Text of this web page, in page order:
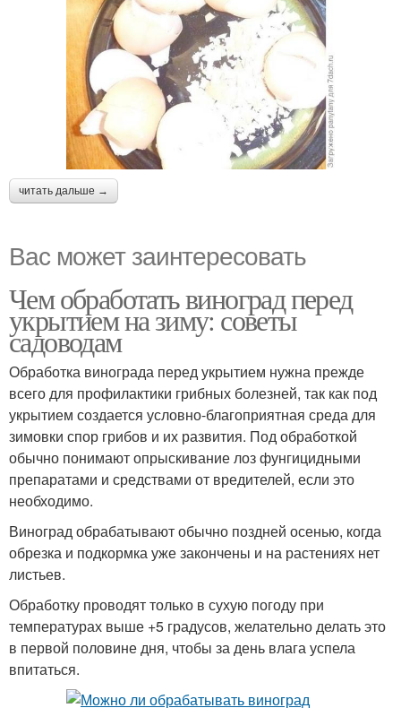
читать дальше →
Вас может заинтересовать
Чем обработать виноград перед
укрытием на зиму: советы
садоводам
Обработка винограда перед укрытием нужна прежде
всего для профилактики грибных болезней, так как под
укрытием создается условно-благоприятная среда для
зимовки спор грибов и их развития. Под обработкой
обычно понимают опрыскивание лоз фунгицидными
препаратами и средствами от вредителей, если это
необходимо.
Виноград обрабатывают обычно поздней осенью, когда
обрезка и подкормка уже закончены и на растениях нет
листьев.
Обработку проводят только в сухую погоду при
температурах выше +5 градусов, желательно делать это
в первой половине дня, чтобы за день влага успела
впитаться.